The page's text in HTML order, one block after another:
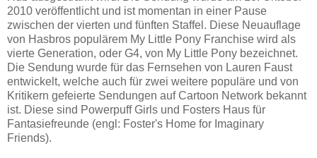
2010 veröffentlicht und ist momentan in einer Pause
zwischen der vierten und fünften Staffel. Diese Neuauflage
von Hasbros populärem My Little Pony Franchise wird als
vierte Generation, oder G4, von My Little Pony bezeichnet.
Die Sendung wurde für das Fernsehen von Lauren Faust
entwickelt, welche auch für zwei weitere populäre und von
Kritikern gefeierte Sendungen auf Cartoon Network bekannt
ist. Diese sind Powerpuff Girls und Fosters Haus für
Fantasiefreunde (engl: Foster's Home for Imaginary
Friends).